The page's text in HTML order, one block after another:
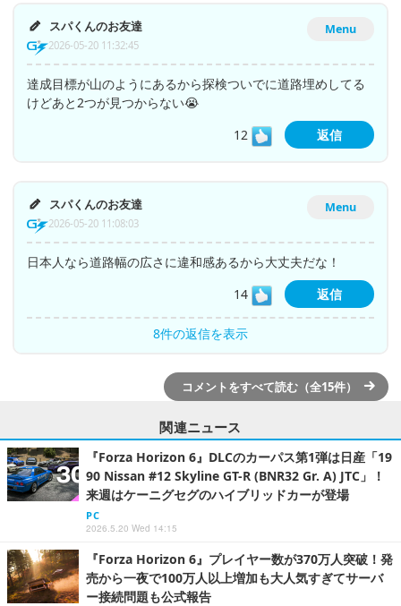
Menu
スパくんのお友達
2026-05-20 11:32:45
達成目標が山のようにあるから探検ついでに道路埋めしてる
けどあと2つが見つからない😭
12
返信
Menu
スパくんのお友達
2026-05-20 11:08:03
日本人なら道路幅の広さに違和感あるから大丈夫だな！
14
返信
8件の返信を表示
コメントをすべて読む（全15件）
関連ニュース
『Forza Horizon 6』DLCのカーパス第1弾は日産「19
90 Nissan #12 Skyline GT-R (BNR32 Gr. A) JTC」！
来週はケーニグセグのハイブリッドカーが登場
PC
2026.5.20 Wed 14:15
『Forza Horizon 6』プレイヤー数が370万人突破！発
売から一夜で100万人以上増加も大人気すぎてサーバ
ー接続問題も公式報告